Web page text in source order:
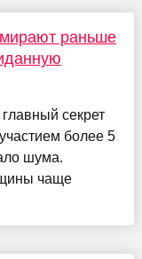
раньше
секрет
более 5
шума.
чаще